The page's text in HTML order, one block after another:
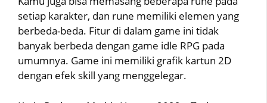
setiap karakter, dan rune memiliki elemen yang
berbeda-beda. Fitur di dalam game ini tidak
banyak berbeda dengan game idle RPG pada
umumnya. Game ini memiliki grafik kartun 2D
dengan efek skill yang menggelegar.